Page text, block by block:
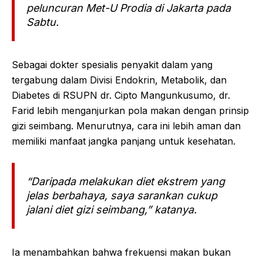
peluncuran Met-U Prodia di Jakarta pada
Sabtu.
Sebagai dokter spesialis penyakit dalam yang
tergabung dalam Divisi Endokrin, Metabolik, dan
Diabetes di RSUPN dr. Cipto Mangunkusumo, dr.
Farid lebih menganjurkan pola makan dengan prinsip
gizi seimbang. Menurutnya, cara ini lebih aman dan
memiliki manfaat jangka panjang untuk kesehatan.
“Daripada melakukan diet ekstrem yang
jelas berbahaya, saya sarankan cukup
jalani diet gizi seimbang,” katanya.
Ia menambahkan bahwa frekuensi makan bukan